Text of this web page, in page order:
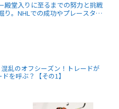
殿堂入りに至るまでの努力と挑戦
り。NHLでの成功やプレースタイ
混乱のオフシーズン！トレードが
ドを呼ぶ？【その1】